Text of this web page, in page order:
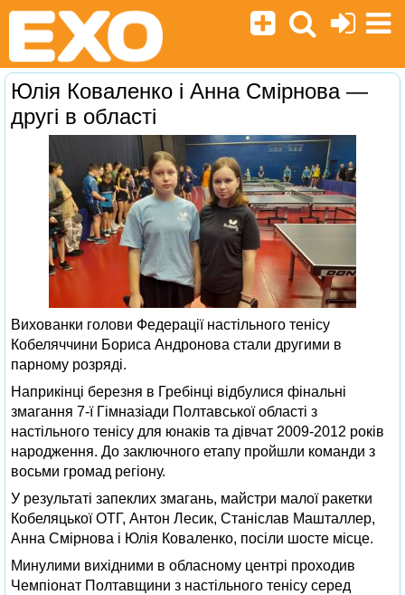
Юлія Коваленко і Анна Смірнова —
другі в області
Вихованки голови Федерації настільного тенісу
Кобеляччини Бориса Андронова стали другими в
парному розряді.
Наприкінці березня в Гребінці відбулися фінальні
змагання 7-ї Гімназіади Полтавської області з
настільного тенісу для юнаків та дівчат 2009-2012 років
народження. До заключного етапу пройшли команди з
восьми громад регіону.
У результаті запеклих змагань, майстри малої ракетки
Кобеляцької ОТГ, Антон Лесик, Станіслав Машталлер,
Анна Смірнова і Юлія Коваленко, посіли шосте місце.
Минулими вихідними в обласному центрі проходив
Чемпіонат Полтавщини з настільного тенісу серед